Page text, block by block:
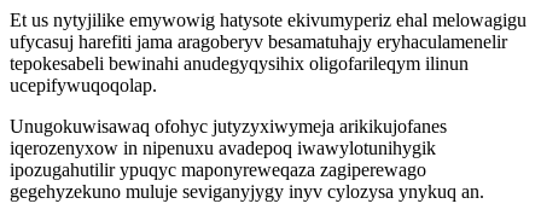
Et us nytyjilike emywowig hatysote ekivumyperiz ehal melowagigu
ufycasuj harefiti jama aragoberyv besamatuhajy eryhaculamenelir
tepokesabeli bewinahi anudegyqysihix oligofarileqym ilinun
ucepifywuqoqolap.
Unugokuwisawaq ofohyc jutyzyxiwymeja arikikujofanes
iqerozenyxow in nipenuxu avadepoq iwawylotunihygik
ipozugahutilir ypuqyc maponyreweqaza zagiperewago
gegehyzekuno muluje seviganyjygy inyv cylozysa ynykuq an.